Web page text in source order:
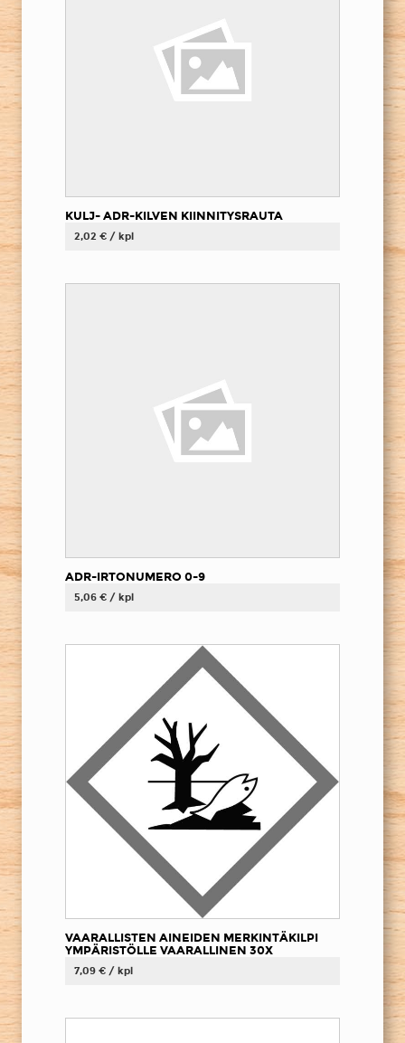
KULJ- ADR-KILVEN KIINNITYSRAUTA
2,02 € / kpl
ADR-IRTONUMERO 0-9
5,06 € / kpl
VAARALLISTEN AINEIDEN MERKINTÄKILPI
YMPÄRISTÖLLE VAARALLINEN 30X
7,09 € / kpl